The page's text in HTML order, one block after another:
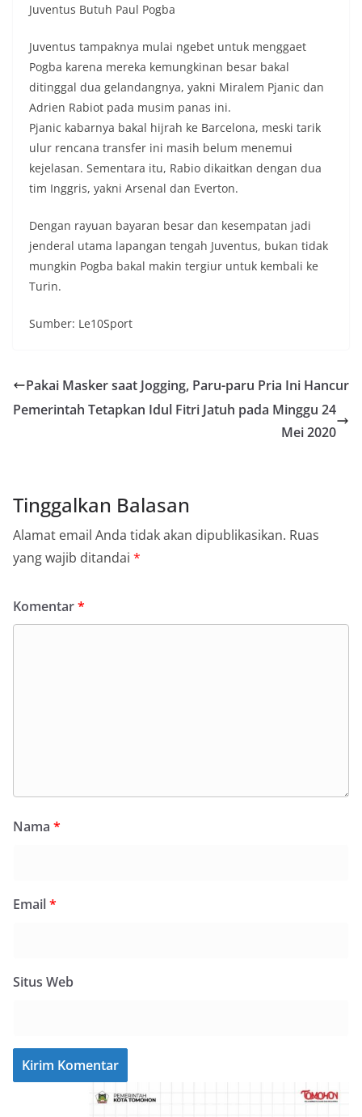
Juventus Butuh Paul Pogba
Juventus tampaknya mulai ngebet untuk menggaet
Pogba karena mereka kemungkinan besar bakal
ditinggal dua gelandangnya, yakni Miralem Pjanic dan
Adrien Rabiot pada musim panas ini.
Pjanic kabarnya bakal hijrah ke Barcelona, meski tarik
ulur rencana transfer ini masih belum menemui
kejelasan. Sementara itu, Rabio dikaitkan dengan dua
tim Inggris, yakni Arsenal dan Everton.
Dengan rayuan bayaran besar dan kesempatan jadi
jenderal utama lapangan tengah Juventus, bukan tidak
mungkin Pogba bakal makin tergiur untuk kembali ke
Turin.
Sumber: Le10Sport
Pakai Masker saat Jogging, Paru-paru Pria Ini Hancur
Pemerintah Tetapkan Idul Fitri Jatuh pada Minggu 24
Mei 2020
Tinggalkan Balasan
Alamat email Anda tidak akan dipublikasikan. Ruas
yang wajib ditandai *
Komentar*
Nama *
Email*
Situs Web